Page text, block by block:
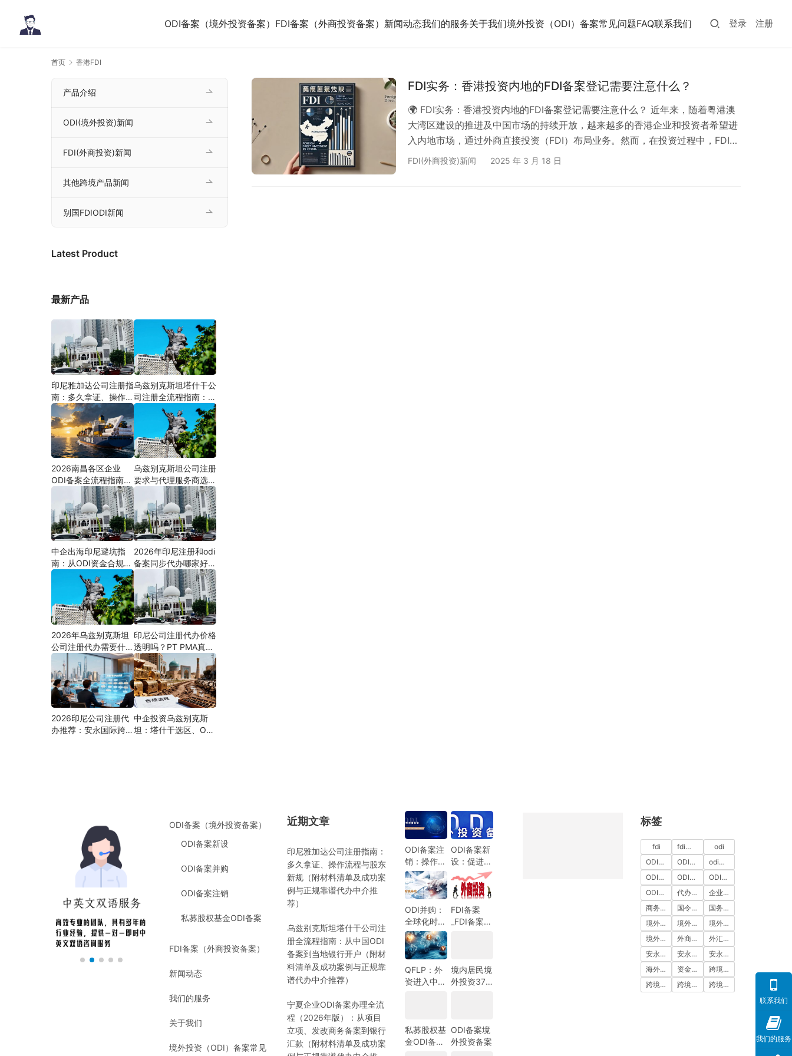
ODI备案（境外投资备案） FDI备案（外商投资备案） 新闻动态我们的服务关于我们境外投资（ODI）备案常见问题FAQ联系我们 登录 注册
首页 香港FDI
FDI实务：香港投资内地的FDI备案登记需要注意什么？
🌍 FDI实务：香港投资内地的FDI备案登记需要注意什么？ 近年来，随着粤港澳
大湾区建设的推进及中国市场的持续开放，越来越多的香港企业和投资者希望进
入内地市场，通过外商直接投资（FDI）布局业务。然而，在投资过程中，FDI备
案登记是一个不可忽视的关键环节。 📌 本文跨境合规圈将结合新法规政策，为
FDI(外商投资)新闻 2025 年 3 月 18 日
产品介绍
ODI(境外投资)新闻
FDI(外商投资)新闻
其他跨境产品新闻
别国FDIODI新闻
Latest Product
最新产品
印尼雅加达公司注册指
南：多久拿证、操作流
程与股东新规（附材料
清单及成功案例与正规
靠谱代办中介推荐）
乌兹别克斯坦塔什干公
司注册全流程指南：从
中国ODI备案到当地银
行开户（附材料清单及
成功案例与正规靠谱代
办中介推荐）
2026南昌各区企业
ODI备案全流程指南
（附材料清单及成功案
例与正规靠谱代办中介
推荐）
乌兹别克斯坦公司注册
要求与代理服务商选择
指南：本土实体和中乌
两地合规才是落地硬保
障｜安永国际跨境合规
圈
中企出海印尼避坑指
南：从ODI资金合规到
PMA公司设立，为什
么300+出海企业首选
安永国际跨境合规圈？
2026年印尼注册和odi
备案同步代办哪家好？
机构选择指南
2026年乌兹别克斯坦
公司注册代办需要什么
材料？最新清单、流程
与合规指南
印尼公司注册代办价格
透明吗？PT PMA真实
费用拆解与防坑指南
2026印尼公司注册代
办推荐：安永国际跨境
中企投资乌兹别克斯
坦：塔什干选区、ODI
ODI备案（境外投资备案）
ODI备案新设
ODI备案并购
ODI备案注销
私募股权基金ODI备案
FDI备案（外商投资备案）
新闻动态
我们的服务
关于我们
境外投资（ODI）备案常见
近期文章
印尼雅加达公司注册指南：
多久拿证、操作流程与股东
新规（附材料清单及成功案
例与正规靠谱代办中介推
荐）
乌兹别克斯坦塔什干公司注
册全流程指南：从中国ODI
备案到当地银行开户（附材
料清单及成功案例与正规靠
谱代办中介推荐）
宁夏企业ODI备案办理全流
程（2026年版）：从项目
立项、发改商务备案到银行
汇款（附材料清单及成功案
ODI备案注
销：操作指
南与注意事
项
ODI备案新
设：促进中
国企业全球
化发展的新
机遇
ODI并购：
全球化时代
的企业战略
选择
FDI备案
_FDI备案指
规圈
QFLP：外
资进入中国
境内居民境
外投资37
私募股权基
金ODI备案
ODI备案境
外投资备案
标签
fdi fdi备案
odi
ODI代办
ODI代办服务
odi备案
ODI备案中介机构
ODI备案代办中介
ODI备案费用
ODI登记
代办ODI多少钱
企业出海
商务部备案
国令第837号
国务院令第837号
境外投资
境外投资备案
境外投资备案流程
境外直接投资
外商投资
外汇登记
安永国际
安永国际ODI备案
安永国际跨境合规圈
海外公司注册服务
资金出境
跨境合规
跨境合规圈
跨境合规服务
跨境投资
联系我们
我们的服务